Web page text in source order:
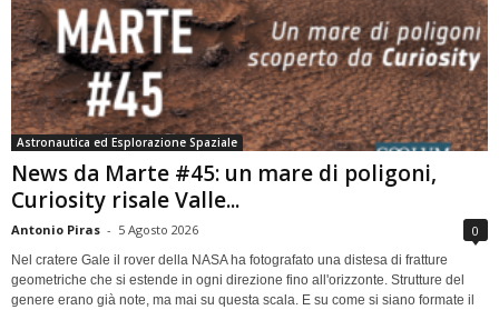
Astronautica ed Esplorazione Spaziale
News da Marte #45: un mare di poligoni,
Curiosity risale Valle...
Antonio Piras - 5 Agosto 2026 0
Nel cratere Gale il rover della NASA ha fotografato una distesa di fratture
geometriche che si estende in ogni direzione fino all'orizzonte. Strutture del
genere erano già note, ma mai su questa scala. E su come si siano formate il